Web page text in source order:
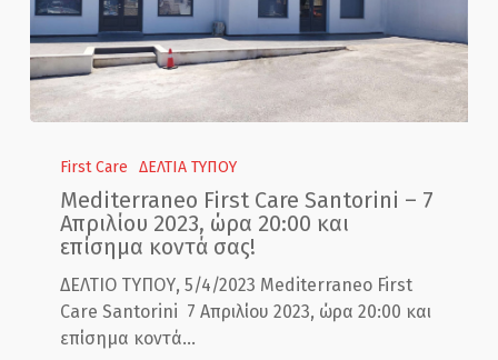
First
Care
Santorini
Απριλίου
2023,
ώρα
First Care ΔΕΛΤΙΑ ΤΥΠΟΥ
Mediterraneo First Care Santorini – 7
Απριλίου 2023, ώρα 20:00 και
επίσημα κοντά σας!
ΔΕΛΤΙΟ ΤΥΠΟΥ, 5/4/2023 Mediterraneo First
Care Santorini 7 Απριλίου 2023, ώρα 20:00 και
επίσημα κοντά…